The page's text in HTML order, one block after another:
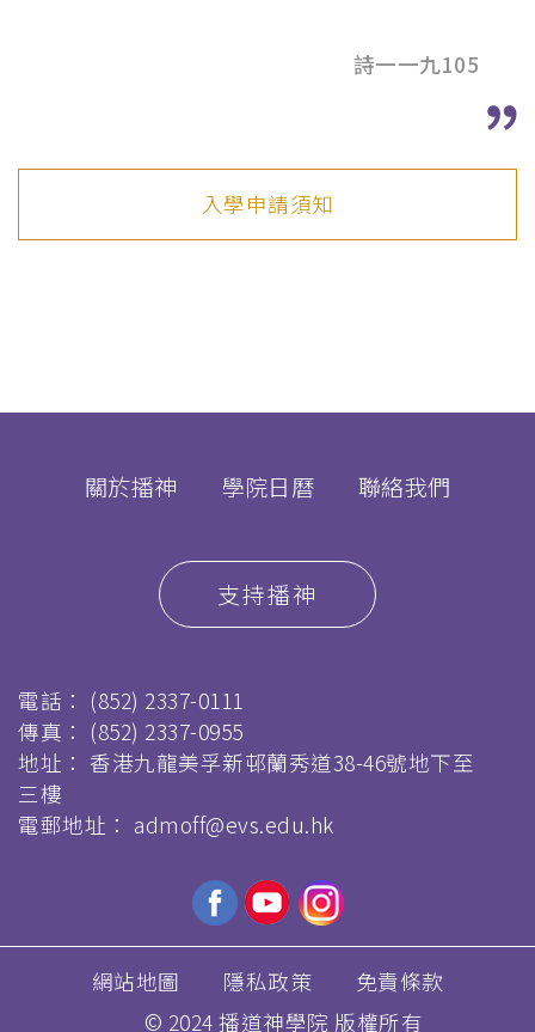
詩一一九105
入學申請須知
關於播神 學院日曆 聯絡我們
支持播神
電話： (852) 2337-0111
傳真： (852) 2337-0955
地址： 香港九龍美孚新邨蘭秀道38-46號地下至
三樓
電郵地址： admoff@evs.edu.hk
網站地圖 隱私政策
免責條款
© 2024 播道神學院 版權所有